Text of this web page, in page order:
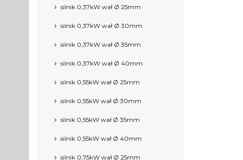
silnik 0,37kW wał Ø 25mm
silnik 0,37kW wał Ø 30mm
silnik 0,37kW wał Ø 35mm
silnik 0,37kW wał Ø 40mm
silnik 0,55kW wał Ø 25mm
silnik 0,55kW wał Ø 30mm
silnik 0,55kW wał Ø 35mm
silnik 0,55kW wał Ø 40mm
silnik 0,75kW wał Ø 25mm